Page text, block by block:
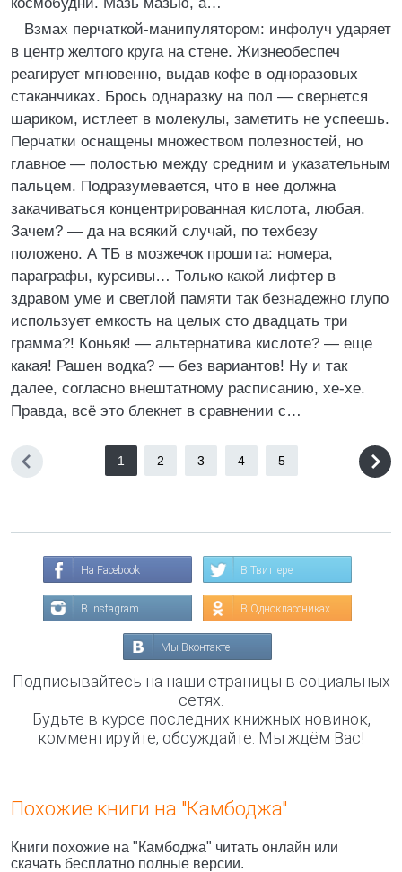
Взмах перчаткой-манипулятором: инфолуч ударяет
в центр желтого круга на стене. Жизнеобеспеч
реагирует мгновенно, выдав кофе в одноразовых
стаканчиках. Брось однаразку на пол — свернется
шариком, истлеет в молекулы, заметить не успеешь.
Перчатки оснащены множеством полезностей, но
главное — полостью между средним и указательным
пальцем. Подразумевается, что в нее должна
закачиваться концентрированная кислота, любая.
Зачем? — да на всякий случай, по техбезу
положено. А ТБ в мозжечок прошита: номера,
параграфы, курсивы… Только какой лифтер в
здравом уме и светлой памяти так безнадежно глупо
использует емкость на целых сто двадцать три
грамма?! Коньяк! — альтернатива кислоте? — еще
какая! Рашен водка? — без вариантов! Ну и так
далее, согласно внештатному расписанию, хе-хе.
Правда, всё это блекнет в сравнении с…
1 2 3 4 5
На Facebook В Твиттере
В Instagram В Одноклассниках
Мы Вконтакте
Подписывайтесь на наши страницы в социальных
сетях.
Будьте в курсе последних книжных новинок,
комментируйте, обсуждайте. Мы ждём Вас!
Похожие книги на "Камбоджа"
Книги похожие на "Камбоджа" читать онлайн или
скачать бесплатно полные версии.